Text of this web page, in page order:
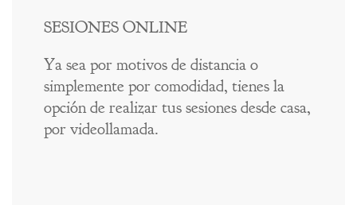
SESIONES ONLINE
Ya sea por motivos de distancia o
simplemente por comodidad, tienes la
opción de realizar tus sesiones desde casa,
por videollamada.